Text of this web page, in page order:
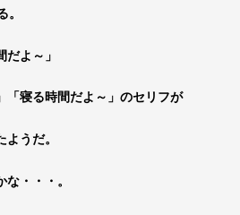
。
よ～」
「寝る時間だよ～」のセリフが
うだ。
・・・。